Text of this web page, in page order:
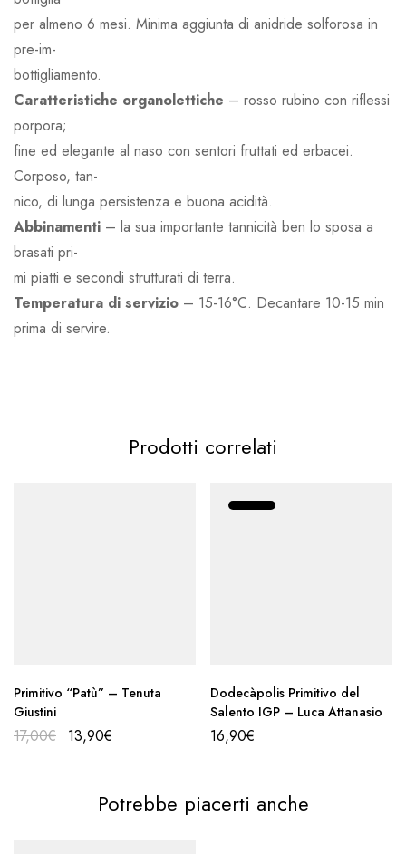
per almeno 6 mesi. Minima aggiunta di anidride solforosa in
pre-im-
bottigliamento.
Caratteristiche organolettiche – rosso rubino con riflessi
porpora;
fine ed elegante al naso con sentori fruttati ed erbacei.
Corposo, tan-
nico, di lunga persistenza e buona acidità.
Abbinamenti – la sua importante tannicità ben lo sposa a
brasati pri-
mi piatti e secondi strutturati di terra.
Temperatura di servizio – 15-16°C. Decantare 10-15 min
prima di servire.
Prodotti correlati
Primitivo “Patù” – Tenuta
Giustini
17,00€ 13,90€
Dodecàpolis Primitivo del
Salento IGP – Luca Attanasio
16,90€
Potrebbe piacerti anche